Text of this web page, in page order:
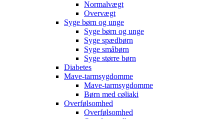
Normalvægt
Overvægt
Syge børn og unge
Syge børn og unge
Syge spædbørn
Syge småbørn
Syge større børn
Diabetes
Mave-tarmsygdomme
Mave-tarmsygdomme
Børn med cøliaki
Overfølsomhed
Overfølsomhed